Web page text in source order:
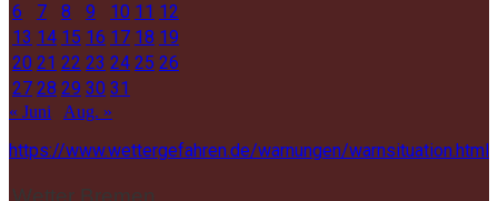
6
7 8 9 10 11 12
13 14 15 16 17 18 19
20 21 22 23 24 25 26
27 28 29 30 31
« Juni Aug. »
https://www.wettergefahren.de/warnungen/warnsituation.html